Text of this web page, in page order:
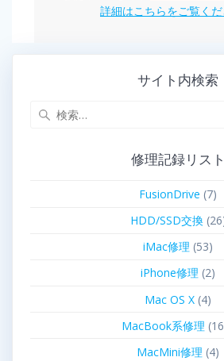
詳細はこちらをご覧く
サイト内検索
修理記録リスト
FusionDrive (7)
HDD/SSD交換
iMac修理 (53)
iPhone修理 (2)
Mac OS X (4)
MacBook系修理
MacMini修理 (4)